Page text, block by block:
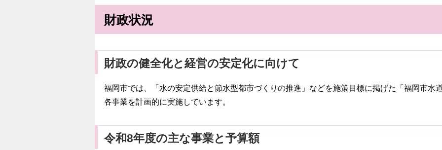
財政状況
財政の健全化と経営の安定化に向けて
福岡市では、「水の安定供給と節水型都市づくりの推進」などを施策目標に掲げた「福岡市水
各事業を計画的に実施しています。
令和8年度の主な事業と予算額